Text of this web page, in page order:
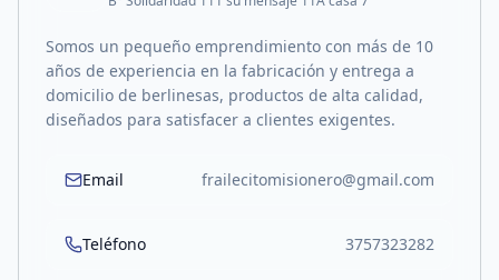
Somos un pequeño emprendimiento con más de 10
años de experiencia en la fabricación y entrega a
domicilio de berlinesas, productos de alta calidad,
diseñados para satisfacer a clientes exigentes.
Email frailecitomisionero@gmail.com
Teléfono 3757323282